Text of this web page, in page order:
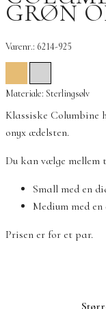
GRØN
Varenr.: 6214-925
Materiale: Sterlingsølv
Klassiske Columbine
onyx ædelsten.
Du kan vælge mellem
Small med en
Medium med
Prisen er for et par.